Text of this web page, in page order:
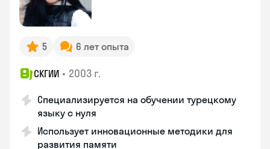
5 6 лет опыта
СКГИИ • 2003 г.
Специализируется на обучении турецкому
языку с нуля
Использует инновационные методики для
развития памяти